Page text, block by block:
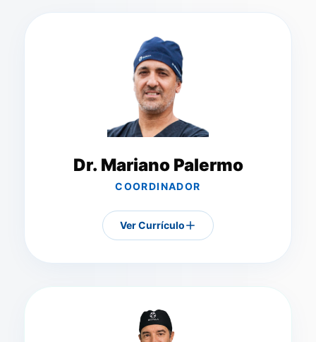
Dr. Mariano Palermo
COORDINADOR
Ver Currículo